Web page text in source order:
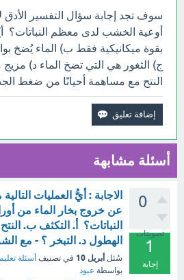
سوف تجد إجابة سؤال التفسير الأدق
أوعية الخشب لدى معظم النباتات؟ أ)
بقوة ميكانيكية فقط ب) الماء يُضخ
ج) الثغور هي التي تضخ الماء د)
النتح مع مساهمة أحيانًا من ضغط
أسئلة مشابهة
0
تصويتات
1
إجابة
الاجابة : أيُّ العمليات
عن خروج بخار الماء من
النباتات؟ أ. التكثف ب.
الهطول د. التبخر ؟ - مع
سُئل أبريل 10 في تصنيف أسئلة
بواسطة عبود